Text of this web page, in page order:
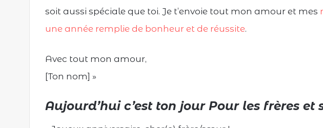
soit aussi spéciale que toi. Je t’envoie tout mon amour et mes
une année remplie de bonheur et de réussite.
Avec tout mon amour,
[Ton nom] »
Aujourd’hui c’est ton jour Pour les frères et